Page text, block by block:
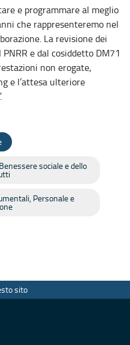
e programmare al meglio
che rappresenteremo nel
La revisione dei
e dal cosiddetto DM71
non erogate,
e l’attesa ulteriore
sociale e dello
Personale e
sito